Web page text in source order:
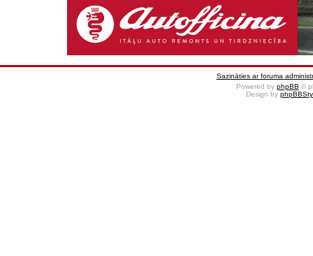
Sazināties ar foruma
Powered by phpBB ©
Design by